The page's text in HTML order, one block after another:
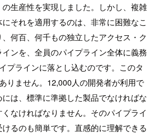
生産性を実現しました。しかし、複雑
それを適用するのは、非常に困難なこ
何百、何千もの独立したアクセス・ク
ンを、全員のパイプライン全体に義務
プラインに落とし込むのです。このタ
りません。12,000人の開発者が利用で
は、標準に準拠した製品でなければな
なければなりません。そのパイプライ
るのも簡単です。直感的に理解できる